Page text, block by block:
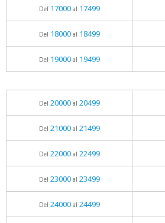
Del 17000al 17499
Del 18000al 18499
Del 19000al 19499
Del 20000al 20499
Del 21000al 21499
Del 22000al 22499
Del 23000al 23499
Del 24000al 24499